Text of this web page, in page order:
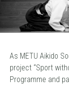
As METU Aikido
project “Sport
Programme and